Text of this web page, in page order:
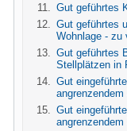
Gut geführtes
Gut geführtes
Wohnlage - zu
Gut geführtes
Stellplätzen in
Gut
Gut
angrenzendem